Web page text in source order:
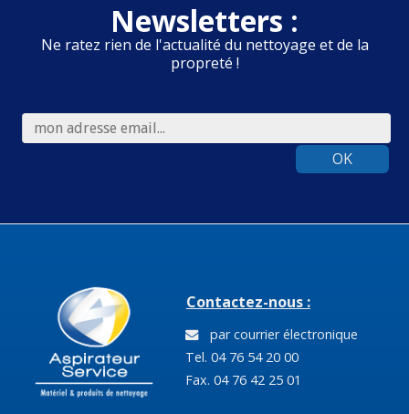
Newsletters :
Ne ratez rien de l'actualité du nettoyage et de la
propreté !
OK
Contactez-nous :
par courrier électronique
Tel. 04 76 54 20 00
Fax. 04 76 42 25 01